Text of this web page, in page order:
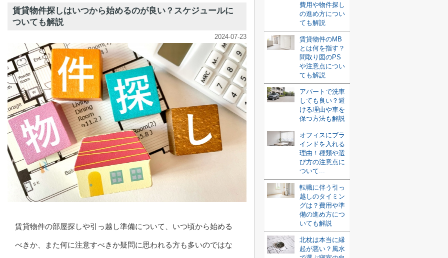
賃貸物件探しはいつから始めるのが良い？スケジュールに
ついても解説
2024-07-23
賃貸物件の部屋探しや引っ越し準備について、いつ頃から始める
べきか、また何に注意すべきか疑問に思われる方も多いのではな
費用や物件探し
の進め方につい
ても解説
賃貸物件のMB
とは何を指す？
間取り図のPS
や注意点につい
ても解説
アパートで洗車
しても良い？避
ける理由や車を
保つ方法も解説
オフィスにブラ
インドを入れる
理由！種類や選
び方の注意点に
ついて...
転職に伴う引っ
越しのタイミン
グは？費用や準
備の進め方につ
いても解説
北枕は本当に縁
起が悪い？風水